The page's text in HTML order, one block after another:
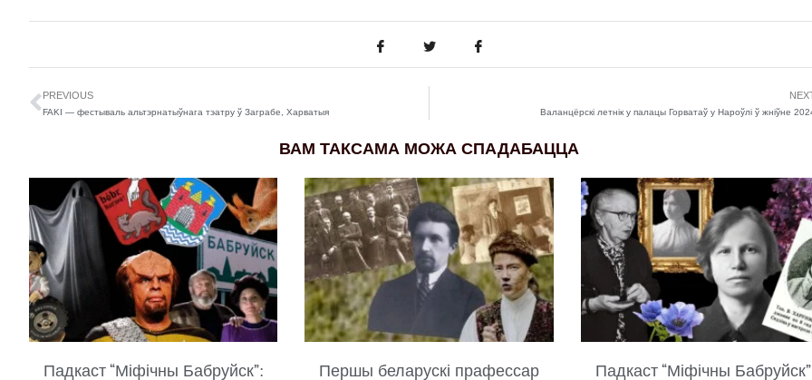
PREVIOUS
FAKI — фестываль альтэрнатыўнага тэатру ў Заграбе, Харватыя Валанцёрскі летнік у палацы Горватаў у Нароўлі ў жніўне
ВАМ ТАКСАМА МОЖА СПАДАБАЦЦА
Падкаст “Міфічны Бабруйск”: Першы беларускі прафессар Падкаст “Міфічны